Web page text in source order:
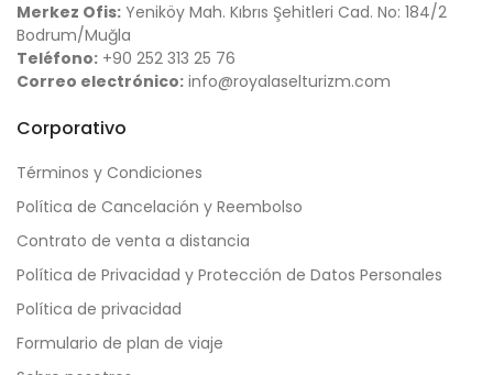
Merkez Ofis: Yeniköy Mah. Kıbrıs Şehitleri Cad. No: 184/2
Bodrum/Muğla
Teléfono: +90 252 313 25 76
Correo electrónico: info@royalaselturizm.com
Corporativo
Términos y Condiciones
Política de Cancelación y Reembolso
Contrato de venta a distancia
Política de Privacidad y Protección de Datos Personales
Política de privacidad
Formulario de plan de viaje